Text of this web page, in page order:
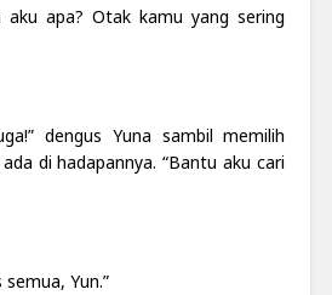
aku apa? Otak kamu yang sering
dengus Yuna sambil memilih
di hadapannya. “Bantu aku cari
Yun.”